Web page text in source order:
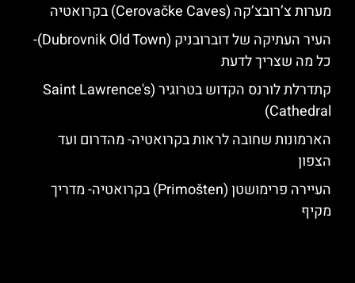
מערות צ’רובצ’קה (Cerovačke Caves) בקרואטיה
העיר העתיקה של דוברובניק (Dubrovnik Old Town)-
כל מה שצריך לדעת
קתדרלת לורנס הקדוש בטרוגיר (Saint Lawrence's
Cathedral)
הארמונות שחובה לראות בקרואטיה- מהדרום ועד
הצפון
העיירה פרימושטן (Primošten) בקרואטיה- מדריך
מקיף